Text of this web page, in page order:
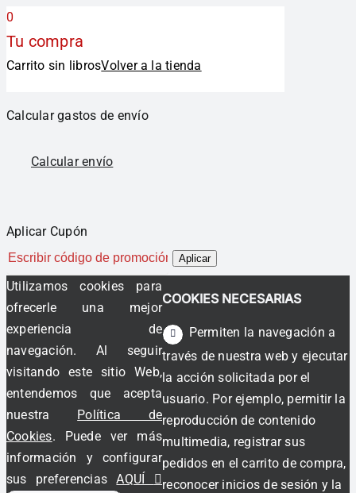
0
Tu compra
Carrito sin librosVolver a la tienda
Calcular gastos de envío
Calcular envío
Aplicar Cupón
Aplicar
Utilizamos cookies para
ofrecerle una mejor
experiencia de
navegación. Al seguir
visitando este sitio Web,
entendemos que acepta
nuestra Política de
Cookies. Puede ver más
información y configurar
sus preferencias
AQUÍ
COOKIES NECESARIAS
Permiten la navegación a
través de nuestra web y ejecutar
la acción solicitada por el
usuario. Por ejemplo, permitir la
reproducción de contenido
multimedia, registrar sus
pedidos en el carrito de compra,
reconocer inicios de sesión y la